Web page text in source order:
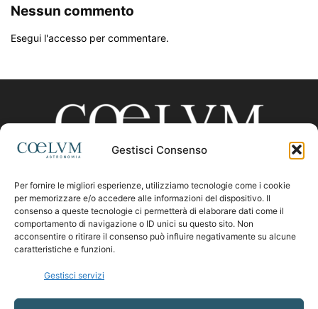
Gestisci Consenso
Per fornire le migliori esperienze, utilizziamo tecnologie come i cookie
per memorizzare e/o accedere alle informazioni del dispositivo. Il
consenso a queste tecnologie ci permetterà di elaborare dati come il
comportamento di navigazione o ID unici su questo sito. Non
acconsentire o ritirare il consenso può influire negativamente su alcune
caratteristiche e funzioni.
Gestisci servizi
Nessun commento
Esegui l'accesso per commentare.
CHI SIAMO
Contattaci:coelumastro@coelum.com